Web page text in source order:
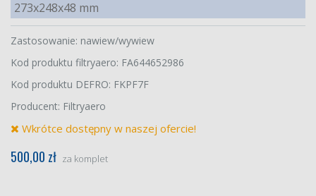
273x248x48 mm
Zastosowanie: nawiew/wywiew
Kod produktu filtryaero: FA644652986
Kod produktu DEFRO: FKPF7F
Producent: Filtryaero
Wkrótce dostępny w naszej ofercie!
500,00 zł za komplet